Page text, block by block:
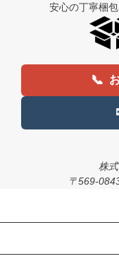
安心の丁寧梱
📞
株
〒569-